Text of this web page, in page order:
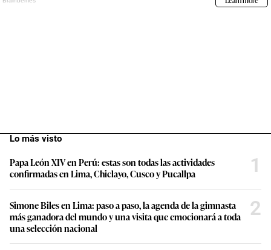
Lo más visto
Papa León XIV en Perú: estas son todas las actividades
confirmadas en Lima, Chiclayo, Cusco y Pucallpa
1
Simone Biles en Lima: paso a paso, la agenda de la gimnasta
más ganadora del mundo y una visita que emocionará a toda
una selección nacional
2